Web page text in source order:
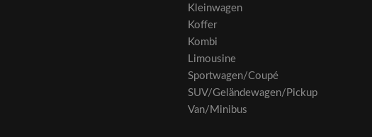
Kleinwagen
Koffer
Kombi
Limousine
Sportwagen/Coupé
SUV/Geländewagen/Pickup
Van/Minibus